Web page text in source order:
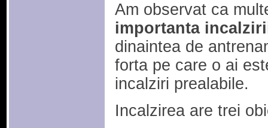
Am observat ca
importanta
dinaintea de
forta pe care o ai
incalziri prealabile.
Incalzirea are trei